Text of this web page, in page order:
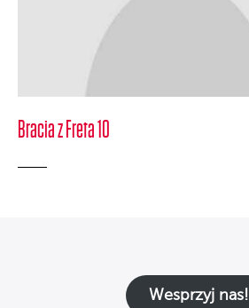
Bracia z Freta 10
Wesprzyj nas!